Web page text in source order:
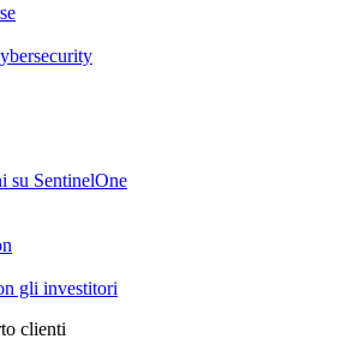
su SentinelOne
gli investitori
clienti